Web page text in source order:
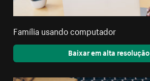
Família usando computador
Baixar em alta resolução